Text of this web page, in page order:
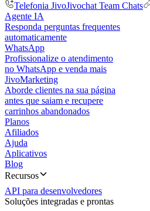
Telefonia JivoJivochat Team Chats
Agente IA
Responda perguntas frequentes
automaticamente
WhatsApp
Profissionalize o atendimento
no WhatsApp e venda mais
JivoMarketing
Aborde clientes na sua página
antes que saiam e recupere
carrinhos abandonados
Planos
Afiliados
Ajuda
Aplicativos
Blog
Recursos
API para desenvolvedores
Soluções integradas e prontas